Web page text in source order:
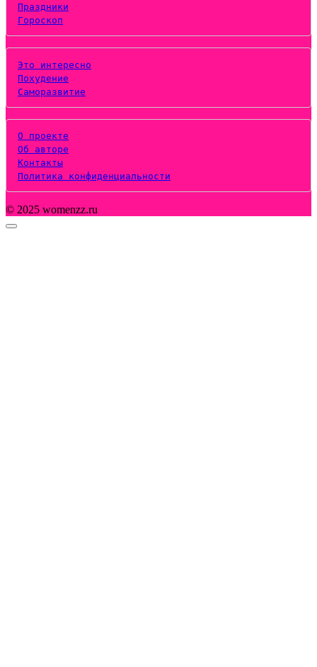
Праздники
Гороскоп
Это интересно
Похудение
Саморазвитие
О проекте
Об авторе
Контакты
Политика конфиденциальности
© 2025 womenzz.ru